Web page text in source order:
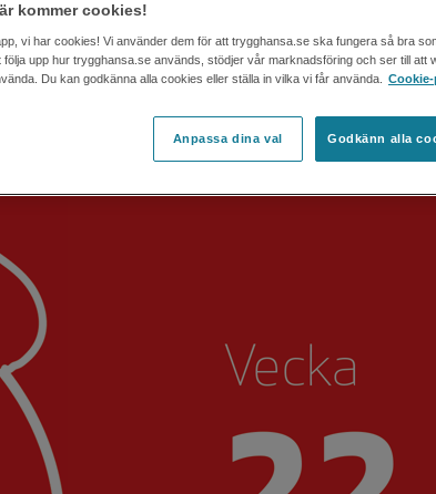
växer och börjar röra på sig mer, men det är
kommer cookies!
vi har cookies! Vi använder dem för att trygghansa.se ska fungera så bra
följa upp hur trygghansa.se används, stödjer vår marknadsföring och ser till att
Du kan godkänna alla cookies eller ställa in vilka vi får använda.
Anpassa dina val Godkänn alla